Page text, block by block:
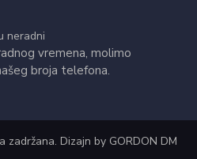
neradni
vremena, molimo
broja telefona.
zadržana. Dizajn by GORDON DM